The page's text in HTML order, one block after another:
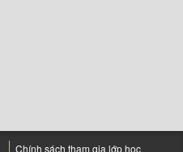
Chính sách tham gia lớp học